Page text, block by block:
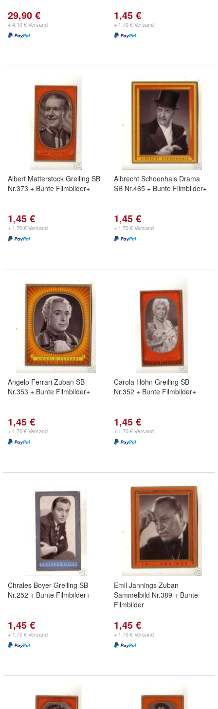
29,90 €
+ 4,10 € Versand
1,45 €
+ 1,70 € Versand
Albert Matterstock Greiling SB
Nr.373 + Bunte Filmbilder+
1,45 €
+ 1,70 € Versand
Albrecht Schoenhals Drama
SB Nr.465 + Bunte Filmbilder+
1,45 €
+ 1,70 € Versand
Angelo Ferrari Zuban SB
Nr.353 + Bunte Filmbilder+
1,45 €
+ 1,70 € Versand
Carola Höhn Greiling SB
Nr.352 + Bunte Filmbilder+
1,45 €
+ 1,70 € Versand
Chrales Boyer Greiling SB
Nr.252 + Bunte Filmbilder+
1,45 €
+ 1,70 € Versand
Emil Jannings Zuban
Sammelbild Nr.389 + Bunte
Filmbilder
1,45 €
+ 1,70 € Versand